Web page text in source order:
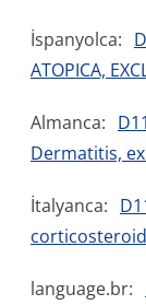
İspanyolca:
ATOPICA,
Almanca:
Dermatitis,
İtalyanca:
language.br: